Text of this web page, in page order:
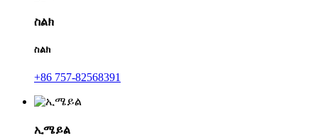
ስልክ
ስልክ
+86 757-82568391
ኢሜይል